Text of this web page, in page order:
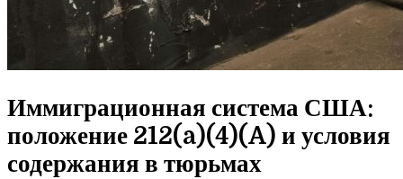
Иммиграционная система США:
положение 212(a)(4)(A) и условия
содержания в тюрьмах